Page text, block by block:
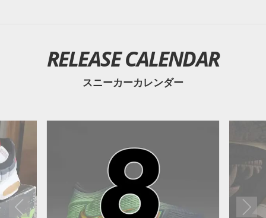
RELEASE CALENDAR
スニーカーカレンダー